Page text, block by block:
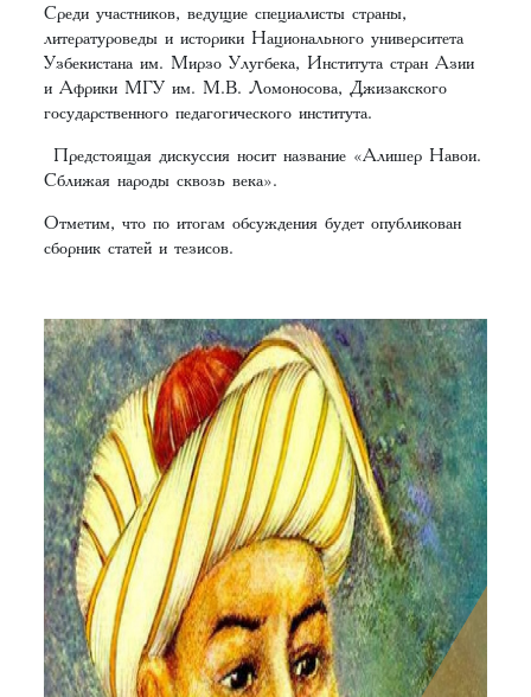
Среди участников, ведущие специалисты страны,
литературоведы и историки Национального университета
Узбекистана им. Мирзо Улугбека, Института стран Азии
и Африки МГУ им. М.В. Ломоносова, Джизакского
государственного педагогического института.
Предстоящая дискуссия носит название «Алишер Навои.
Сближая народы сквозь века».
Отметим, что по итогам обсуждения будет опубликован
сборник статей и тезисов.